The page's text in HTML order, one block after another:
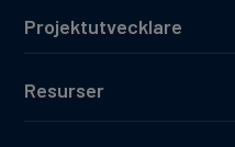
Projektutvecklare
Resurser